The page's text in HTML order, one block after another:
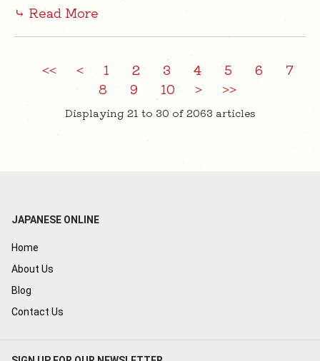
⤷ Read More
<< < 1 2 3 4 5 6
7
8
9 10 > >>
Displaying 21 to 30 of 2063 articles
JAPANESE ONLINE
Home
About Us
Blog
Contact Us